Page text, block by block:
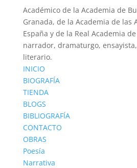
Académico de la Academia de
Granada, de la Academia de las
España y de la Real Academia
narrador, dramaturgo,
literario.
INICIO
BIOGRAFÍA
TIENDA
BLOGS
BIBLIOGRAFÍA
CONTACTO
OBRAS
Poesía
Narrativa